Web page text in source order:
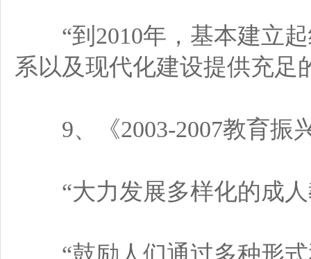
“到2010年，基本建立起
系以及现代化建设提供充足
9、《2003-2007教育振
“大力发展多样化的成人
“鼓励人们通过多种形式